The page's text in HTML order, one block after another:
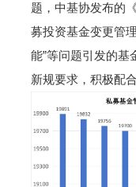
题，中基协发布的
募投资基金变更管
能”等问题引发的基
新规要求，积极配